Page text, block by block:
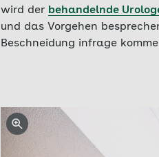
wird der behandelnde
und das Vorgehen
Beschneidung infrage